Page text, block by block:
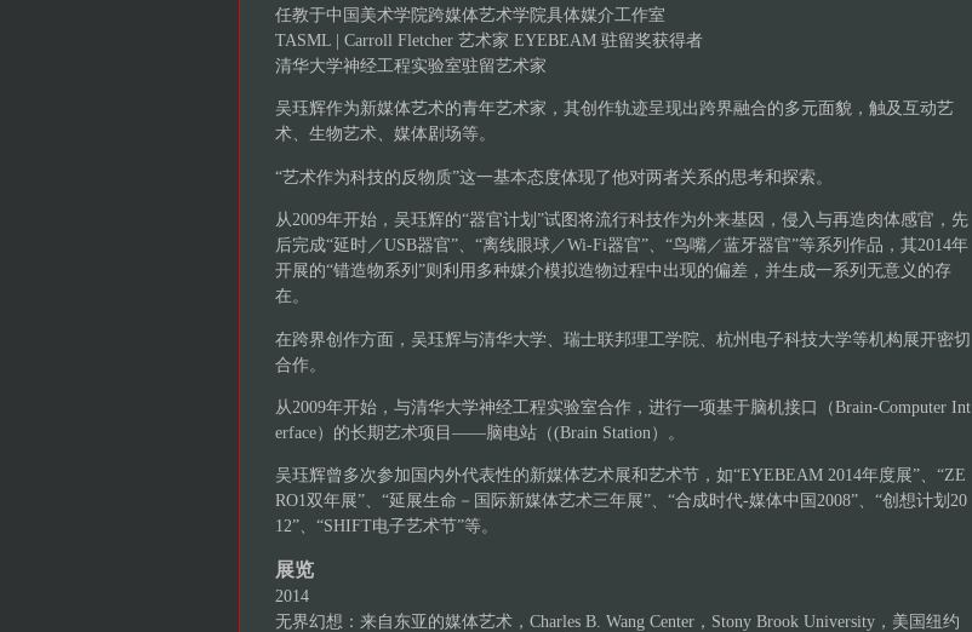
任教于中国美术学院跨媒体艺术学院具体媒介工作室
TASML | Carroll Fletcher 艺术家 EYEBEAM 驻留奖获得者
清华大学神经工程实验室驻留艺术家
吴珏辉作为新媒体艺术的青年艺术家，其创作轨迹呈现出跨界融合的多元面貌，触及互动艺
术、生物艺术、媒体剧场等。
“艺术作为科技的反物质”这一基本态度体现了他对两者关系的思考和探索。
从2009年开始，吴珏辉的“器官计划”试图将流行科技作为外来基因，侵入与再造肉体感官，先
后完成“延时／USB器官”、“离线眼球／Wi-Fi器官”、“鸟嘴／蓝牙器官”等系列作品，其2014年
开展的“错造物系列”则利用多种媒介模拟造物过程中出现的偏差，并生成一系列无意义的存
在。
在跨界创作方面，吴珏辉与清华大学、瑞士联邦理工学院、杭州电子科技大学等机构展开密切
合作。
从2009年开始，与清华大学神经工程实验室合作，进行一项基于脑机接口（Brain-Computer Int
erface）的长期艺术项目——脑电站（(Brain Station）。
吴珏辉曾多次参加国内外代表性的新媒体艺术展和艺术节，如“EYEBEAM 2014年度展”、“ZE
RO1双年展”、“延展生命－国际新媒体艺术三年展”、“合成时代-媒体中国2008”、“创想计划20
12”、“SHIFT电子艺术节”等。
展览
2014
无界幻想：来自东亚的媒体艺术，Charles B. Wang Center，Stony Brook University，美国纽约